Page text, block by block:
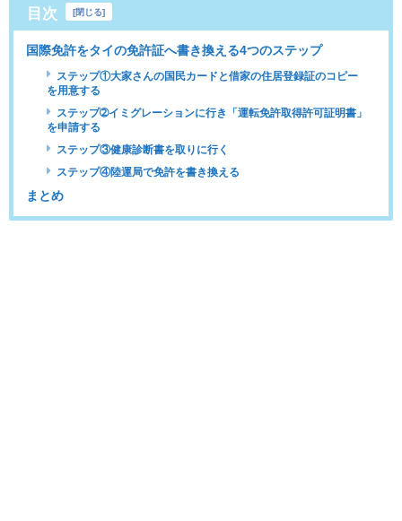
目次 [閉じる]
国際免許をタイの免許証へ書き換える4つのステップ
ステップ①大家さんの国民カードと借家の住居登録証のコピー
を用意する
ステップ➁イミグレーションに行き「運転免許取得許可証明書」
を申請する
ステップ③健康診断書を取りに行く
ステップ④陸運局で免許を書き換える
まとめ